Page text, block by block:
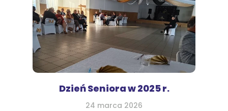
Dzień Seniora w 2025 r.
24 marca 2026